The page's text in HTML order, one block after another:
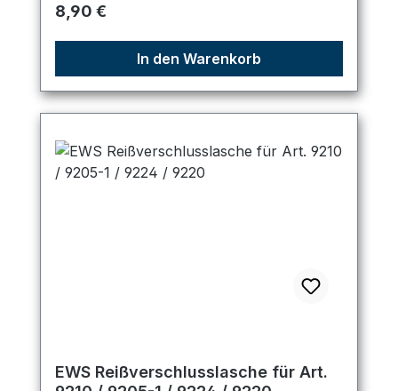
Regulärer Preis:
8,90 €
In den Warenkorb
EWS Reißverschlusslasche für Art.